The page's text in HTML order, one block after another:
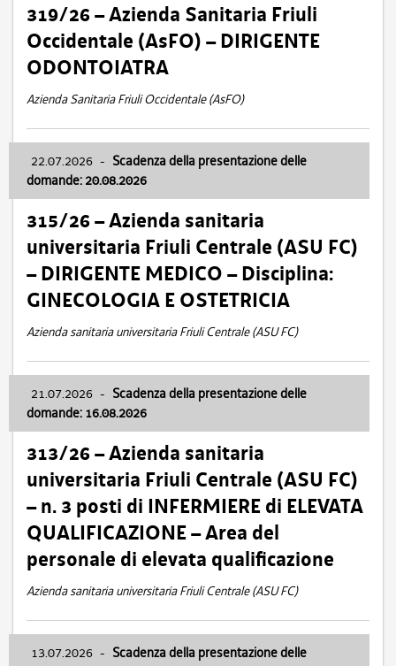
319/26 – Azienda Sanitaria Friuli
Occidentale (AsFO) – DIRIGENTE
ODONTOIATRA
Azienda Sanitaria Friuli Occidentale (AsFO)
22.07.2026 - Scadenza della presentazione delle
domande: 20.08.2026
315/26 – Azienda sanitaria
universitaria Friuli Centrale (ASU FC)
– DIRIGENTE MEDICO – Disciplina:
GINECOLOGIA E OSTETRICIA
Azienda sanitaria universitaria Friuli Centrale (ASU FC)
21.07.2026 - Scadenza della presentazione delle
domande: 16.08.2026
313/26 – Azienda sanitaria
universitaria Friuli Centrale (ASU FC)
– n. 3 posti di INFERMIERE di ELEVATA
QUALIFICAZIONE – Area del
personale di elevata qualificazione
Azienda sanitaria universitaria Friuli Centrale (ASU FC)
13.07.2026 - Scadenza della presentazione delle